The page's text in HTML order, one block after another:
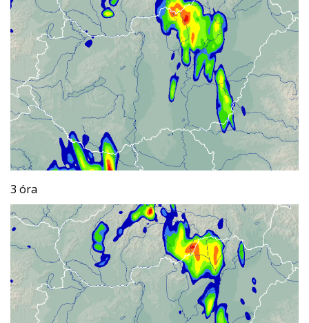
3 óra